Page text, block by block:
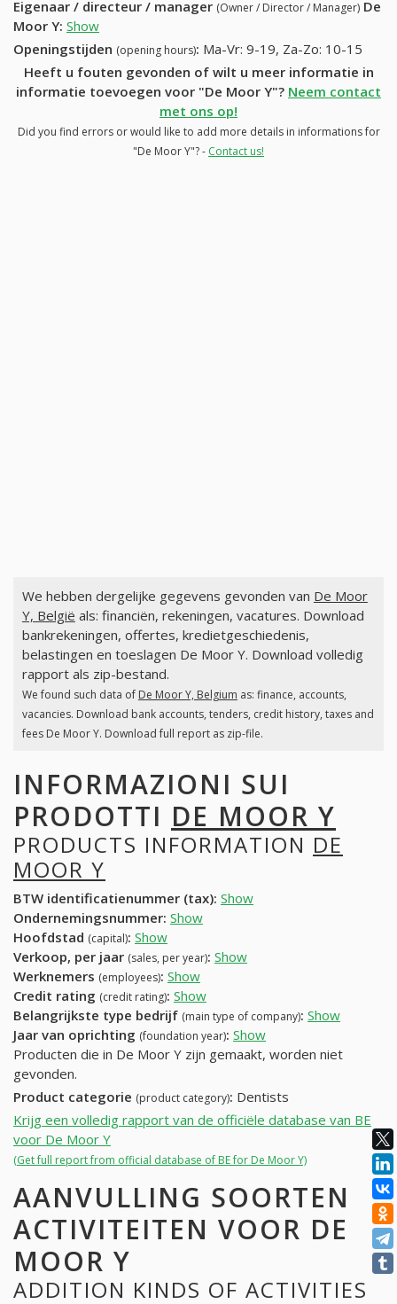
Eigenaar / directeur / manager (Owner / Director / Manager) De
Moor Y: Show
Openingstijden (opening hours): Ma-Vr: 9-19, Za-Zo: 10-15
Heeft u fouten gevonden of wilt u meer informatie in
informatie toevoegen voor "De Moor Y"? Neem contact
met ons op!
Did you find errors or would like to add more details in informations for
"De Moor Y"? - Contact us!
We hebben dergelijke gegevens gevonden van De Moor
Y, België als: financiën, rekeningen, vacatures. Download
bankrekeningen, offertes, kredietgeschiedenis,
belastingen en toeslagen De Moor Y. Download volledig
rapport als zip-bestand.
We found such data of De Moor Y, Belgium as: finance, accounts,
vacancies. Download bank accounts, tenders, credit history, taxes and
fees De Moor Y. Download full report as zip-file.
INFORMAZIONI SUI
PRODOTTI DE MOOR Y
PRODUCTS INFORMATION DE
MOOR Y
BTW identificatienummer (tax): Show
Ondernemingsnummer: Show
Hoofdstad (capital): Show
Verkoop, per jaar (sales, per year): Show
Werknemers (employees): Show
Credit rating (credit rating): Show
Belangrijkste type bedrijf (main type of company): Show
Jaar van oprichting (foundation year): Show
Producten die in De Moor Y zijn gemaakt, worden niet
gevonden.
Product categorie (product category): Dentists
Krijg een volledig rapport van de officiële database van BE
voor De Moor Y
(Get full report from official database of BE for De Moor Y)
AANVULLING SOORTEN
ACTIVITEITEN VOOR DE
MOOR Y
ADDITION KINDS OF ACTIVITIES